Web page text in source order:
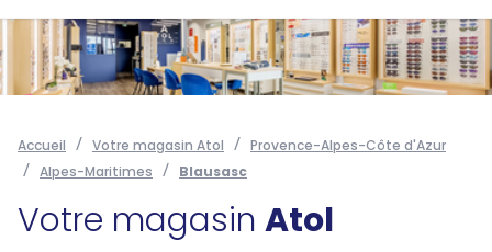
Accueil Votre magasin Atol
Provence-Alpes-Côte d'Azur
Alpes-Maritimes
Blausasc
Votre magasin Atol